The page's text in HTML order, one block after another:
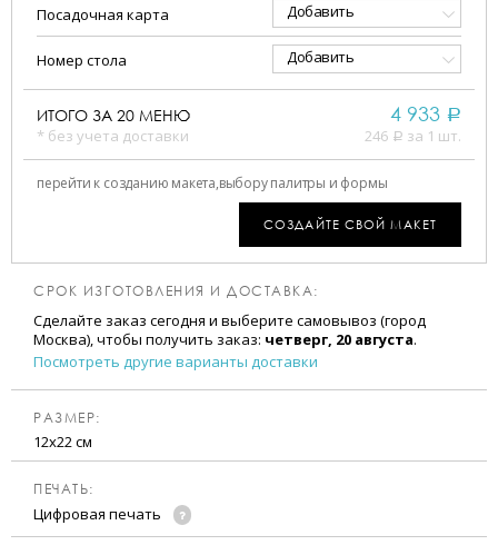
Посадочная карта Добавить
Номер стола Добавить
ИТОГО ЗА 20 МЕНЮ
* без учета доставки
4 933 a
246 a за 1 шт.
перейти к созданию макета,выбору палитры и формы
СОЗДАЙТЕ СВОЙ МАКЕТ
СРОК ИЗГОТОВЛЕНИЯ И ДОСТАВКА:
Сделайте заказ сегодня и выберите самовывоз (город
Москва), чтобы получить заказ: четверг, 20 августа.
Посмотреть другие варианты доставки
РАЗМЕР:
12х22 см
ПЕЧАТЬ:
Цифровая печать